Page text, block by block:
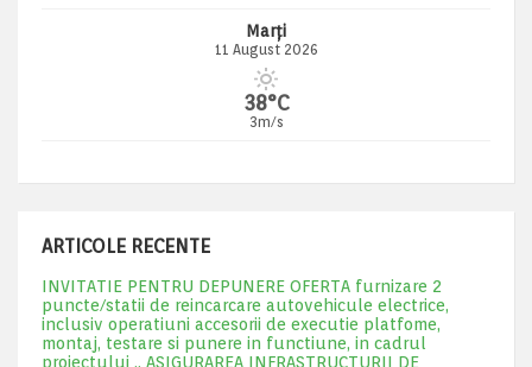
Marți
11 August 2026
38°C
3m/s
ARTICOLE RECENTE
INVITATIE PENTRU DEPUNERE OFERTA furnizare 2
puncte/statii de reincarcare autovehicule electrice,
inclusiv operatiuni accesorii de executie platfome,
montaj, testare si punere in functiune, in cadrul
proiectului „ ASIGURAREA INFRASTRUCTURII DE